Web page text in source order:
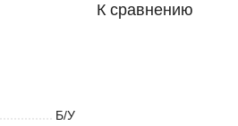
К сравнению
Б/У